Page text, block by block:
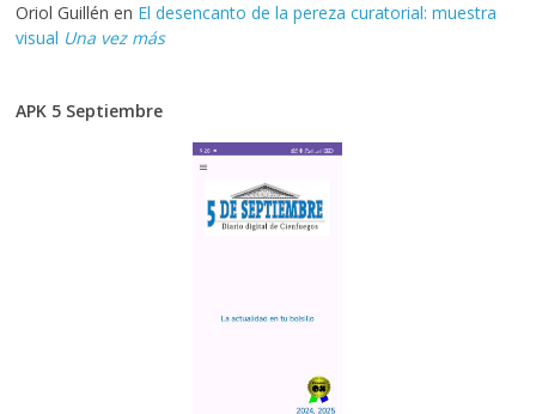
Oriol Guillén en El desencanto de la pereza curatorial: muestra
visual Una vez más
APK 5 Septiembre